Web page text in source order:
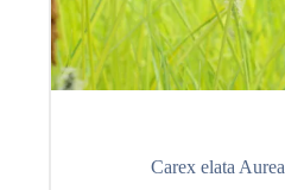
Carex elata Aurea